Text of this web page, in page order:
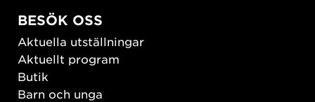
BESÖK OSS
Aktuella utställningar
Aktuellt program
Butik
Barn och unga